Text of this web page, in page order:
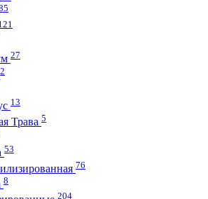
27
2
13
Трава 5
53
76
8
204